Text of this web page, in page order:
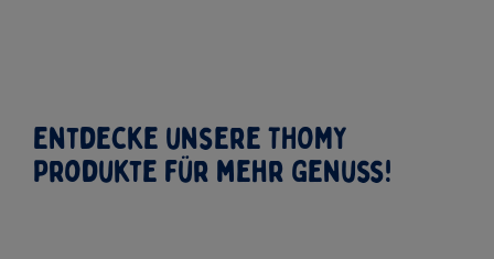
Entdecke unsere THOMY
Produkte für mehr Genuss!